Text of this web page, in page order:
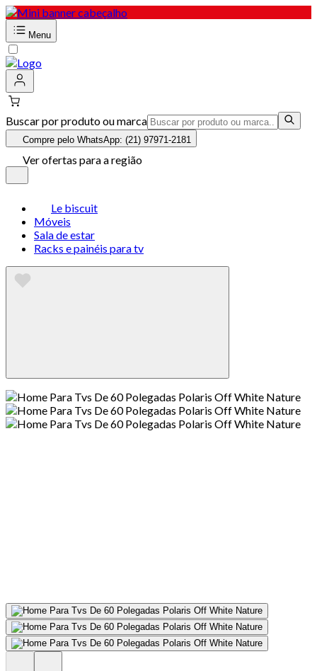
Menu
Buscar por produto ou marca
Compre pelo WhatsApp: (21) 97971-2181
Ver ofertas para a região
Le biscuit
Móveis
Sala de estar
Racks e painéis para tv